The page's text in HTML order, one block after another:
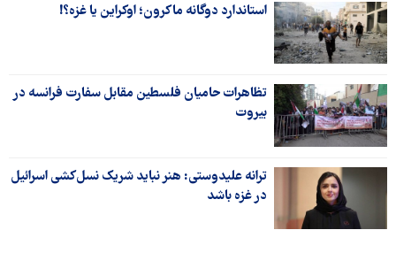
استاندارد دوگانه ماکرون؛ اوکراین یا غزه؟!
تظاهرات حامیان فلسطین مقابل سفارت فرانسه در
بیروت
ترانه علیدوستی: هنر نباید شریک نسل‌کشی اسرائیل
در غزه باشد